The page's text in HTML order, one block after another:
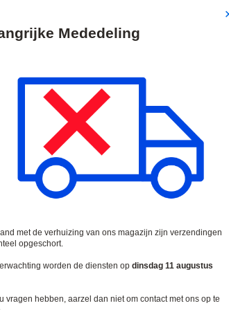
Verzendingen worden op dinsdag